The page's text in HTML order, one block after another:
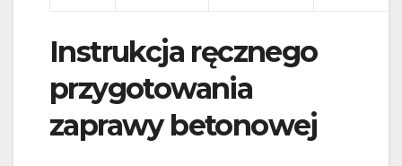
Instrukcja ręcznego
przygotowania
zaprawy betonowej